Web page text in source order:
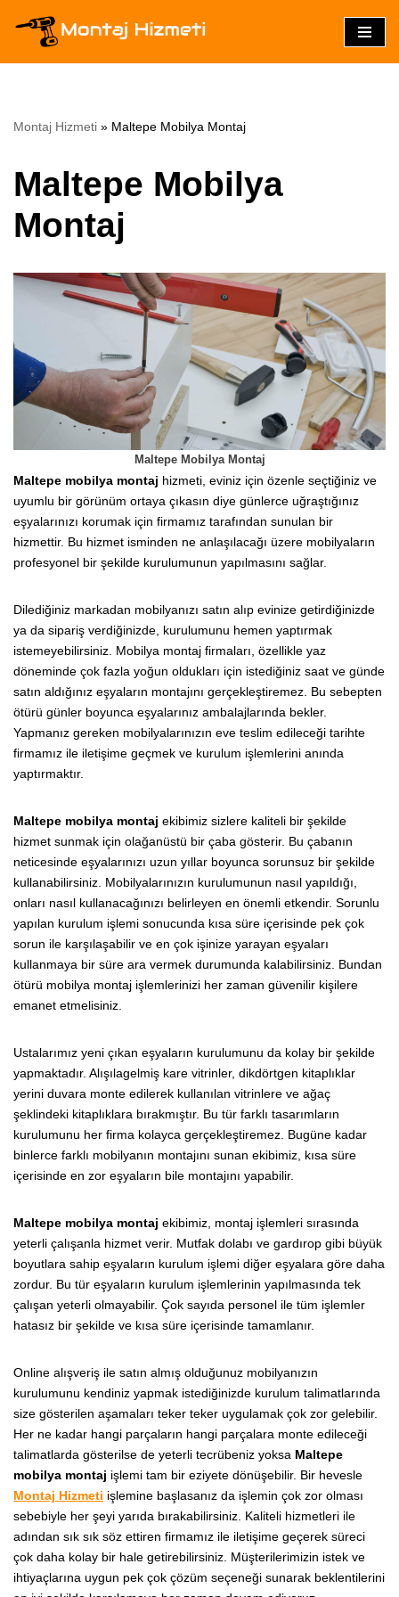
İçeriğe
geç
Montaj Hizmeti » Maltepe Mobilya Montaj
Maltepe Mobilya
Montaj
Maltepe Mobilya Montaj
Maltepe mobilya montaj hizmeti, eviniz için özenle seçtiğiniz ve
uyumlu bir görünüm ortaya çıkasın diye günlerce uğraştığınız
eşyalarınızı korumak için firmamız tarafından sunulan bir
hizmettir. Bu hizmet isminden ne anlaşılacağı üzere mobilyaların
profesyonel bir şekilde kurulumunun yapılmasını sağlar.
Dilediğiniz markadan mobilyanızı satın alıp evinize getirdiğinizde
ya da sipariş verdiğinizde, kurulumunu hemen yaptırmak
istemeyebilirsiniz. Mobilya montaj firmaları, özellikle yaz
döneminde çok fazla yoğun oldukları için istediğiniz saat ve günde
satın aldığınız eşyaların montajını gerçekleştiremez. Bu sebepten
ötürü günler boyunca eşyalarınız ambalajlarında bekler.
Yapmanız gereken mobilyalarınızın eve teslim edileceği tarihte
firmamız ile iletişime geçmek ve kurulum işlemlerini anında
yaptırmaktır.
Maltepe mobilya montaj ekibimiz sizlere kaliteli bir şekilde
hizmet sunmak için olağanüstü bir çaba gösterir. Bu çabanın
neticesinde eşyalarınızı uzun yıllar boyunca sorunsuz bir şekilde
kullanabilirsiniz. Mobilyalarınızın kurulumunun nasıl yapıldığı,
onları nasıl kullanacağınızı belirleyen en önemli etkendir. Sorunlu
yapılan kurulum işlemi sonucunda kısa süre içerisinde pek çok
sorun ile karşılaşabilir ve en çok işinize yarayan eşyaları
kullanmaya bir süre ara vermek durumunda kalabilirsiniz. Bundan
ötürü mobilya montaj işlemlerinizi her zaman güvenilir kişilere
emanet etmelisiniz.
Ustalarımız yeni çıkan eşyaların kurulumunu da kolay bir şekilde
yapmaktadır. Alışılagelmiş kare vitrinler, dikdörtgen kitaplıklar
yerini duvara monte edilerek kullanılan vitrinlere ve ağaç
şeklindeki kitaplıklara bırakmıştır. Bu tür farklı tasarımların
kurulumunu her firma kolayca gerçekleştiremez. Bugüne kadar
binlerce farklı mobilyanın montajını sunan ekibimiz, kısa süre
içerisinde en zor eşyaların bile montajını yapabilir.
Maltepe mobilya montaj ekibimiz, montaj işlemleri sırasında
yeterli çalışanla hizmet verir. Mutfak dolabı ve gardırop gibi büyük
boyutlara sahip eşyaların kurulum işlemi diğer eşyalara göre daha
zordur. Bu tür eşyaların kurulum işlemlerinin yapılmasında tek
çalışan yeterli olmayabilir. Çok sayıda personel ile tüm işlemler
hatasız bir şekilde ve kısa süre içerisinde tamamlanır.
Online alışveriş ile satın almış olduğunuz mobilyanızın
kurulumunu kendiniz yapmak istediğinizde kurulum talimatlarında
size gösterilen aşamaları teker teker uygulamak çok zor gelebilir.
Her ne kadar hangi parçaların hangi parçalara monte edileceği
talimatlarda gösterilse de yeterli tecrübeniz yoksa Maltepe
mobilya montaj işlemi tam bir eziyete dönüşebilir. Bir hevesle
Montaj Hizmeti işlemine başlasanız da işlemin çok zor olması
sebebiyle her şeyi yarıda bırakabilirsiniz. Kaliteli hizmetleri ile
adından sık sık söz ettiren firmamız ile iletişime geçerek süreci
çok daha kolay bir hale getirebilirsiniz. Müşterilerimizin istek ve
ihtiyaçlarına uygun pek çok çözüm seçeneği sunarak beklentilerini